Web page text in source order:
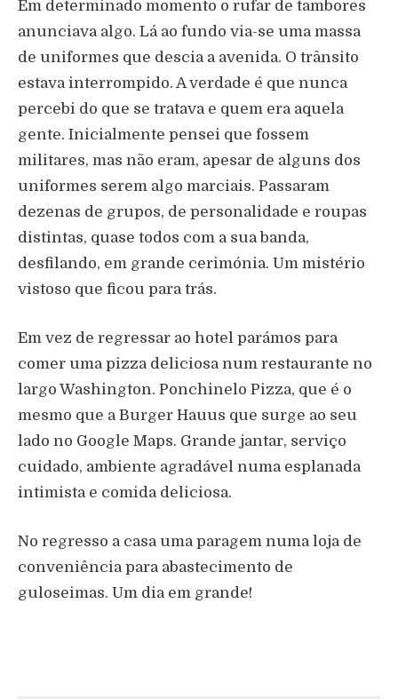
Em determinado momento o rufar de tambores
anunciava algo. Lá ao fundo via-se uma massa
de uniformes que descia a avenida. O trânsito
estava interrompido. A verdade é que nunca
percebi do que se tratava e quem era aquela
gente. Inicialmente pensei que fossem
militares, mas não eram, apesar de alguns dos
uniformes serem algo marciais. Passaram
dezenas de grupos, de personalidade e roupas
distintas, quase todos com a sua banda,
desfilando, em grande cerimónia. Um mistério
vistoso que ficou para trás.
Em vez de regressar ao hotel parámos para
comer uma pizza deliciosa num restaurante no
largo Washington. Ponchinelo Pizza, que é o
mesmo que a Burger Hauus que surge ao seu
lado no Google Maps. Grande jantar, serviço
cuidado, ambiente agradável numa esplanada
intimista e comida deliciosa.
No regresso a casa uma paragem numa loja de
conveniência para abastecimento de
guloseimas. Um dia em grande!